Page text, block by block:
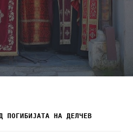
ПОГИБИЈАТА НА ДЕЛЧЕВ